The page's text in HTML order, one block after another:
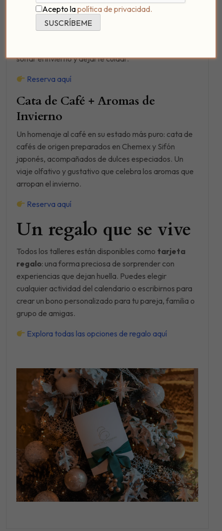
despertar los sentidos. Guiamos unasesión de
relajación profundacon aceites esenciales
naturales, música suave y, al final, una copa de vino
soltar el invierno y dejarte cuidar.
Reserva aquí
Cata de Café + Aromas de
Invierno
Un homenaje al café en su estado más puro: cata de
cafés de origen preparados en Chemex y Sifón
japonés, acompañados de dulces especiados. Un
viaje olfativo y gustativo que celebra los aromas que
arropan el invierno.
Reserva aquí
Un regalo que se vive
Todos los talleres están disponibles como tarjeta
regalo: una forma preciosa de sorprender con
experiencias que dejan huella. Puedes elegir
cualquier actividad del calendario o escribirnos para
crear un bono personalizado para tu pareja, familia o
grupo de amigas.
Explora todas las opciones de regalo aquí
Acepto lapolítica de privacidad.